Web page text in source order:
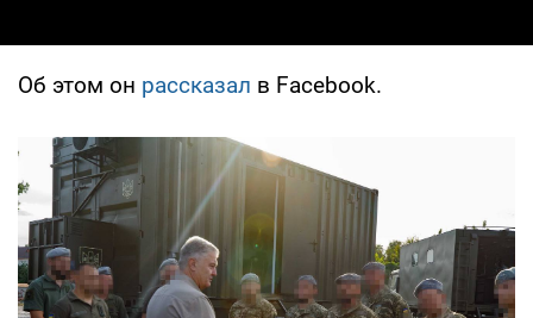
Об этом он рассказал в Facebook.